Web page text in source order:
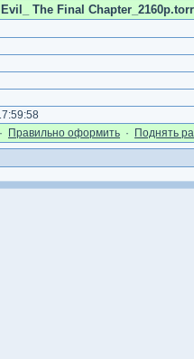
The Final
· Правильно оформить · Поднять